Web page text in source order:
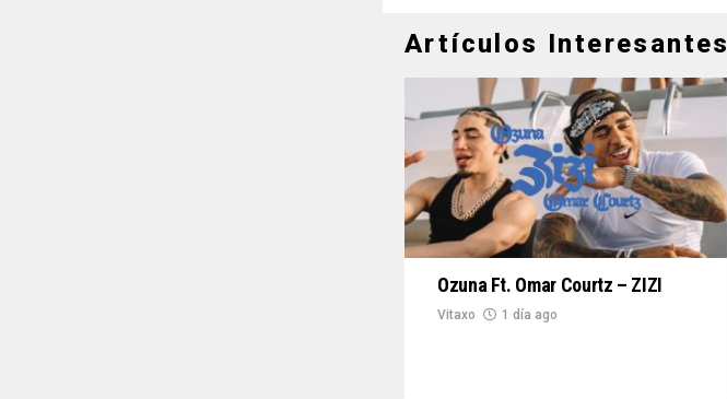
Artículos Interesantes
Ozuna Ft. Omar Courtz – ZIZI
Vitaxo 1 día ago